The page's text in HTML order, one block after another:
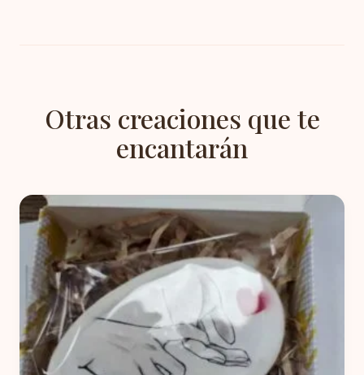
Otras creaciones que te
encantarán